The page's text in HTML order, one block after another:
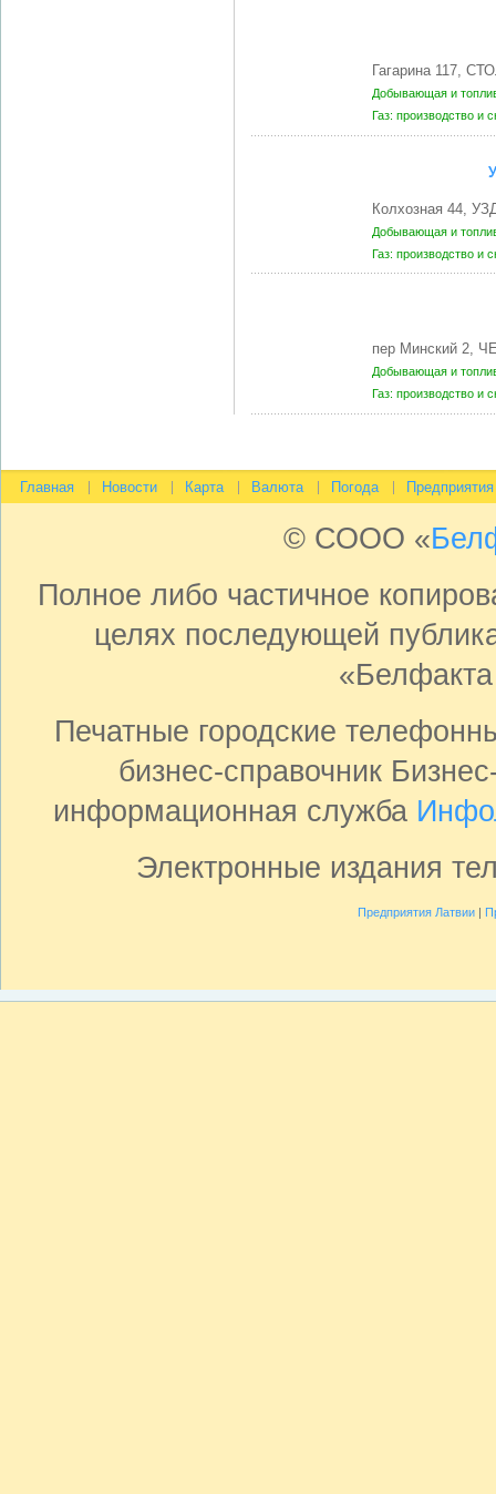
Гагарина 117,
Добывающая и
Газ: производство и
Колхозная 44,
Добывающая и
Газ: производство и
пер Минский 2,
Добывающая и
Газ: производство и
Главная Новости Карта Валюта Погода Предприятия
© СООО «
Полное либо частичное
целях последующей
Печатные городские
бизнес-справочник
информационная служба
Электронные издания
Предприятия Латвии|